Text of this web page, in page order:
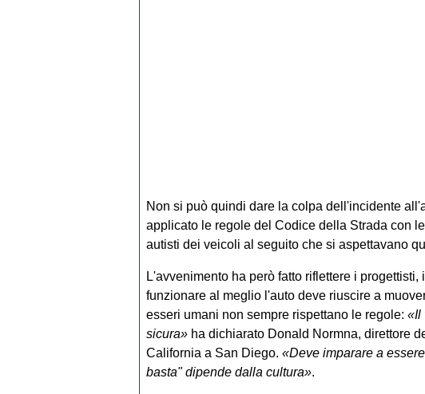
Non si può quindi dare la colpa dell'incidente
applicato le regole del Codice della Strada con
autisti dei veicoli al seguito che si aspettavano
L'avvenimento ha però fatto riflettere i
funzionare al meglio l'auto deve riuscire a
esseri umani non sempre rispettano le regole: «Il
sicura»ha dichiarato Donald Normna, direttore
California a San Diego. «Deve imparare a
basta" dipende dalla cultura».